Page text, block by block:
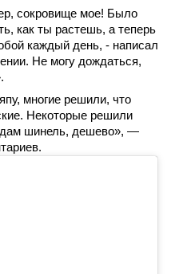
сокровище мое! Было
как ты растешь, а теперь
каждый день, - написал
Не могу дождаться,
многие решили, что
Некоторые решили
шинель, дешево», —